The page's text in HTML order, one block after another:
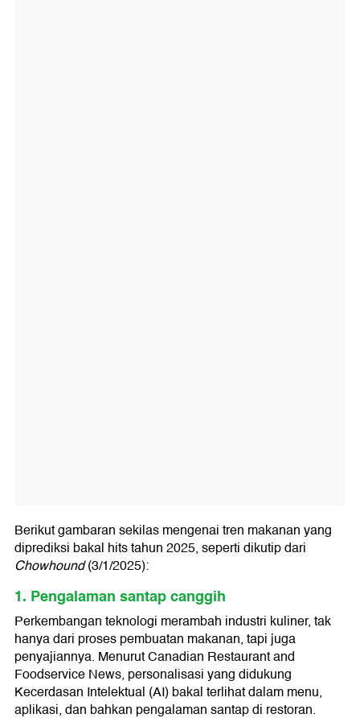
Berikut gambaran sekilas mengenai tren makanan yang
diprediksi bakal hits tahun 2025, seperti dikutip dari
Chowhound(3/1/2025):
1. Pengalaman santap canggih
Perkembangan teknologi merambah industri kuliner, tak
hanya dari proses pembuatan makanan, tapi juga
penyajiannya. Menurut Canadian Restaurant and
Foodservice News, personalisasi yang didukung
Kecerdasan Intelektual (AI) bakal terlihat dalam menu,
aplikasi, dan bahkan pengalaman santap di restoran.